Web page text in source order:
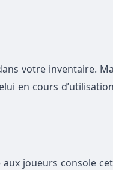
votre inventaire.
en cours
joueurs console